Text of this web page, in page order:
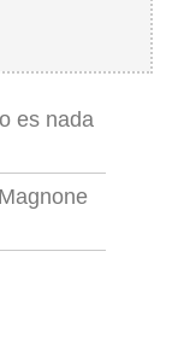
es nada